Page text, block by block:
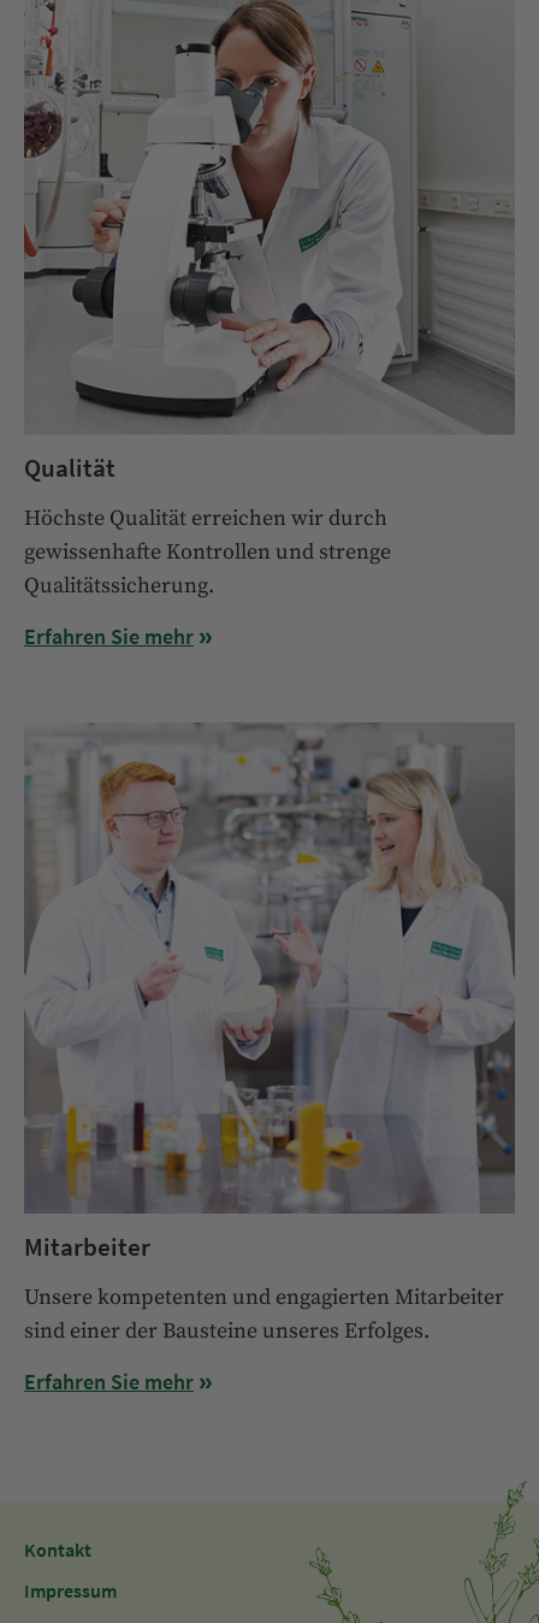
Qualität
Höchste Qualität erreichen wir durch
gewissenhafte Kontrollen und strenge
Qualitätssicherung.
Erfahren Sie mehr
Mitarbeiter
Unsere kompetenten und engagierten Mitarbeiter
sind einer der Bausteine unseres Erfolges.
Erfahren Sie mehr
Kontakt
Impressum